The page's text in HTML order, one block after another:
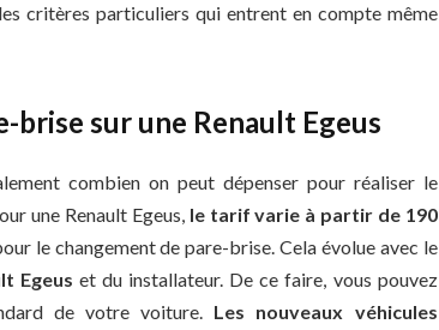
critères particuliers qui entrent en compte même
brise sur une Renault Egeus
combien on peut dépenser pour réaliser le
une Renault Egeus, le tarif varie à partir de 190
le changement de pare-brise. Cela évolue avec le
Egeus et du installateur. De ce faire, vous pouvez
de votre voiture. Les nouveaux véhicules